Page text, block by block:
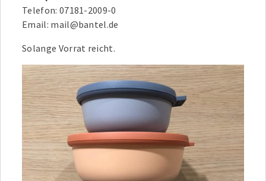
Telefon: 07181-2009-0
Email: mail@bantel.de
Solange Vorrat reicht.